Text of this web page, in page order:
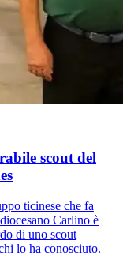
scout del
ticinese che fa
Carlino è
di uno scout
lo ha conosciuto.